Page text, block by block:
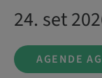
24. set
AGENDE